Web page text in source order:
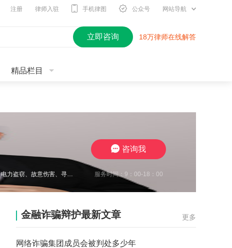
注册 律师入驻 手机律图 公众号 网站导航
立即咨询 18万律师在线解答
精品栏目
王瀚仑律师，江苏徐州，致力于刑事辩护，曾在诈骗、非法经营、虚开增值税发票、电力盗窃、故意伤害、寻衅滋事、开设赌场、帮信等多类案件中取得良好辩护效果，有多起缓刑、不起诉成功案例，同时在合同纠纷、债权债务、婚姻家事、抚养权纠纷、执行异议纠纷等方面，具有丰富的办案经验，认真负责，帮助每一位当事人维护合法权益。 服务时间：9：00-18：00
咨询我
更多
金融诈骗辩护最新文章
网络诈骗集团成员会被判处多少年